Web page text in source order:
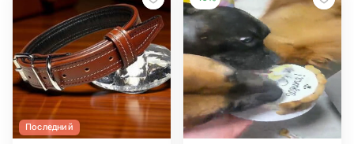
Последний